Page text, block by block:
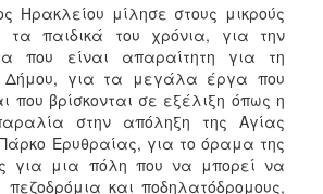
Ηρακλείου μίλησε στους μικρούς
τα παιδικά του χρόνια, για την
που είναι απαραίτητη για τη
Δήμου, για τα μεγάλα έργα που
που βρίσκονται σε εξέλιξη όπως η
στην απόληξη της Αγίας
Ερυθραίας, για το όραμα της
για μια πόλη που να μπορεί να
και ποδηλατόδρομους,